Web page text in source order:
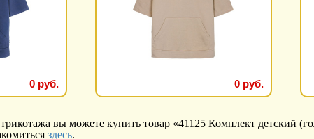
0 руб. 0 руб.
вы можете купить товар «41125 Комплект детский
здесь.